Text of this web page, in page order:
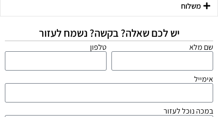
משלוח
יש לכם שאלה? בקשה? נשמח לעזור
שם מלא טלפון
אימייל
במכה נוכל לעזור